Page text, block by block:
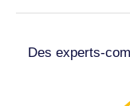
Des experts-